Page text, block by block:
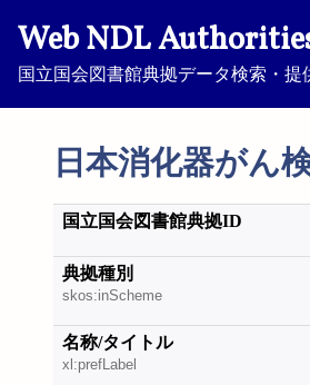
Web NDL
国立国会図書館典拠データ検索・提
日本消化器がん
国立国会図書館典拠ID
典拠種別
skos:inScheme
名称/タイトル
xl:prefLabel